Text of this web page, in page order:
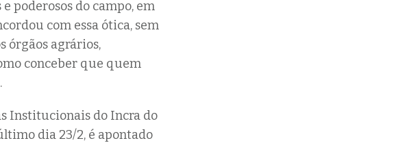
poderosos do campo, em
com essa ótica, sem
órgãos agrários,
conceber que quem
Institucionais do Incra do
dia 23/2, é apontado